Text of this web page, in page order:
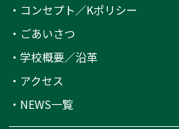
・ コンセプト／Kポリシー
・ ごあいさつ
・学校概要／沿革
・ アクセス
・ NEWS一覧